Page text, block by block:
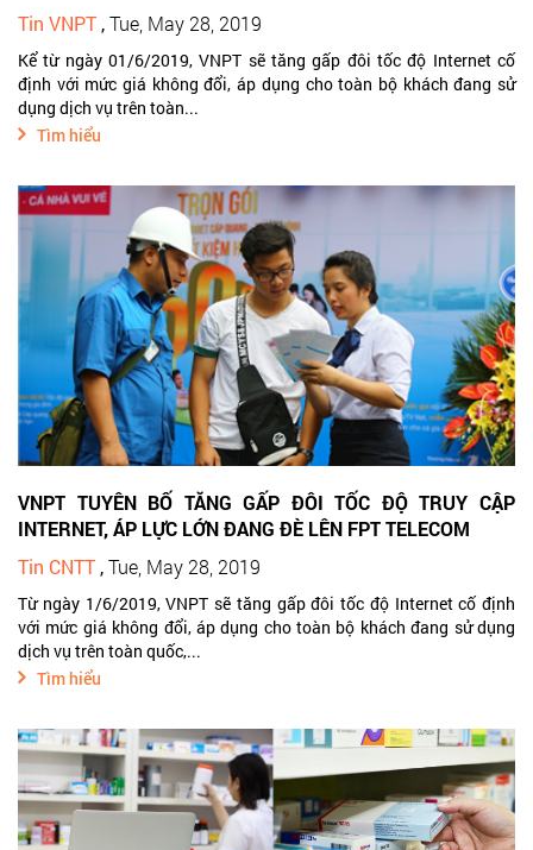
Tin VNPT,Tue, May 28, 2019
Kể từ ngày 01/6/2019, VNPT sẽ tăng gấp đôi tốc độ Internet cố
định với mức giá không đổi, áp dụng cho toàn bộ khách đang sử
dụng dịch vụ trên toàn...
Tìm hiểu
VNPT TUYÊN BỐ TĂNG GẤP ĐÔI TỐC ĐỘ TRUY CẬP
INTERNET, ÁP LỰC LỚN ĐANG ĐÈ LÊN FPT TELECOM
Tin CNTT ,Tue, May 28, 2019
Từ ngày 1/6/2019, VNPT sẽ tăng gấp đôi tốc độ Internet cố định
với mức giá không đổi, áp dụng cho toàn bộ khách đang sử dụng
dịch vụ trên toàn quốc,...
Tìm hiểu